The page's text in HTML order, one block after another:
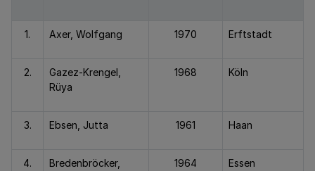
1. Axer, Wolfgang 1970 Erftstadt
2.
Gazez-Krengel,
Rüya
1968 Köln
3. Ebsen, Jutta 1961 Haan
4.
Bredenbröcker,
1964 Essen